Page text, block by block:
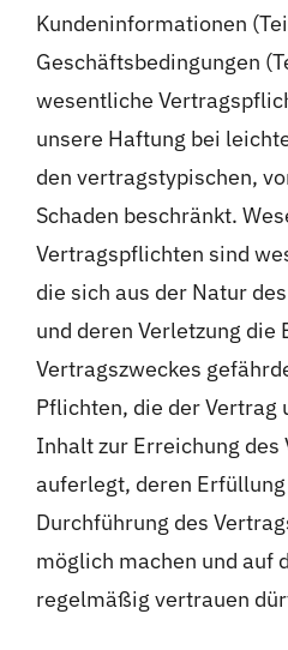
Kundeninformationen
Geschäftsbedingungen
wesentliche
unsere Haftung bei
den vertragstypischen,
Schaden beschränkt.
Vertragspflichten sind
die sich aus der Natur
und deren Verletzung die
Vertragszweckes
Pflichten, die der Vertrag
Inhalt zur Erreichung des
auferlegt, deren
Durchführung des
möglich machen und auf
regelmäßig vertrauen